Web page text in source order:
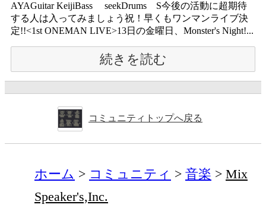
AYAGuitar KeijiBass seekDrums S今後の活動に超期待
する人は入ってみましょう祝！早くもワンマンライブ決
定!!<1st ONEMAN LIVE>13日の金曜日、Monster's Night!...
続きを読む
コミュニティトップへ戻る
ホーム コミュニティ 音楽
Mix
Speaker's,Inc.